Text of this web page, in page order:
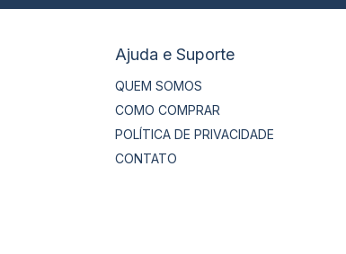
Ajuda e Suporte
QUEM SOMOS
COMO COMPRAR
POLÍTICA DE PRIVACIDADE
CONTATO